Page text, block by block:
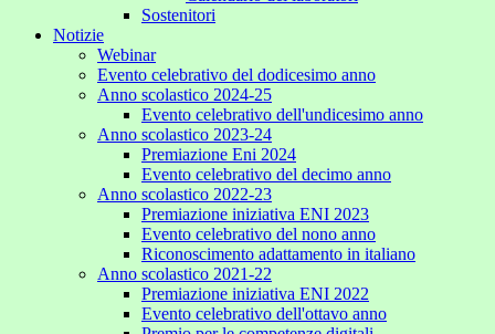
Sostenitori
Notizie
Webinar
Evento celebrativo del dodicesimo anno
Anno scolastico 2024-25
Evento celebrativo dell'undicesimo anno
Anno scolastico 2023-24
Premiazione Eni 2024
Evento celebrativo del decimo anno
Anno scolastico 2022-23
Premiazione iniziativa ENI 2023
Evento celebrativo del nono anno
Riconoscimento adattamento in italiano
Anno scolastico 2021-22
Premiazione iniziativa ENI 2022
Evento celebrativo dell'ottavo anno